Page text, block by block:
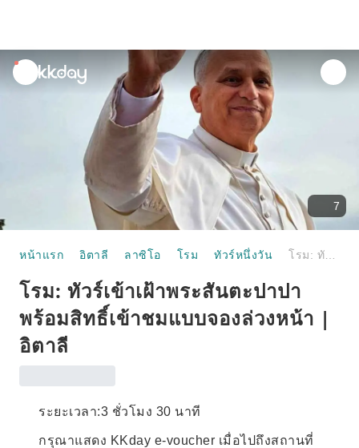
unread
notifications
7
หน้าแรก อิตาลี ลาซิโอ โรม ทัวร์หนึ่งวัน
โรม: ทัวร์เข้าเฝ้าพระสันตะปาปา
พร้อมสิทธิ์เข้าชมแบบจองล่วงหน้า |
อิตาลี
ระยะเวลา:3 ชั่วโมง 30 นาที
กรุณาแสดง KKday e-voucher เมื่อไปถึงสถานที่